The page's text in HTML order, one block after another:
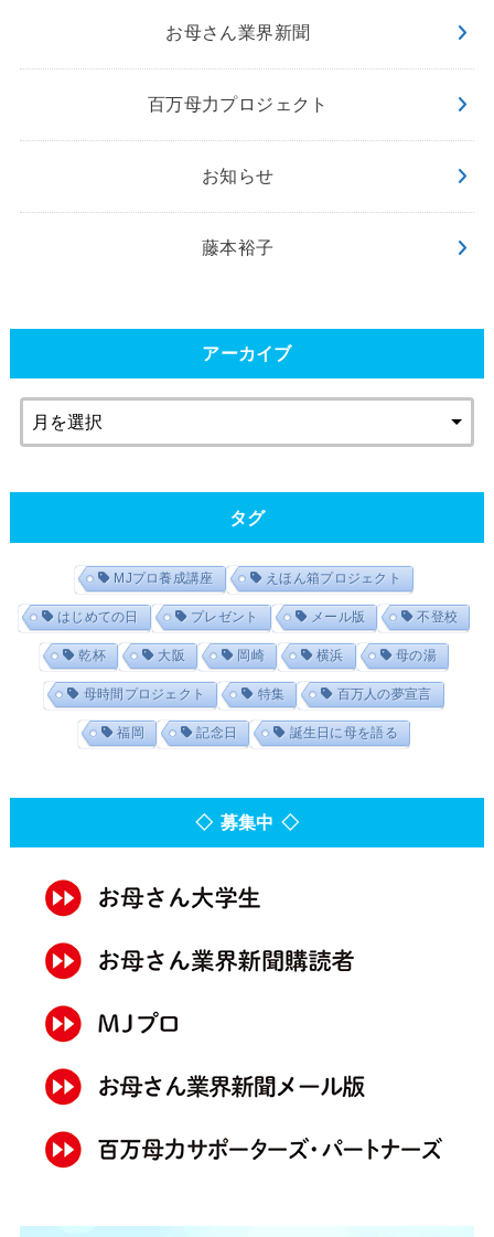
お母さん業界新聞
百万母力プロジェクト
お知らせ
藤本裕子
アーカイブ
タグ
MJプロ養成講座 えほん箱プロジェクト
はじめての日 プレゼント メール版 不登校
乾杯 大阪 岡崎 横浜 母の湯
母時間プロジェクト 特集 百万人の夢宣言
福岡 記念日 誕生日に母を語る
◇ 募集中 ◇